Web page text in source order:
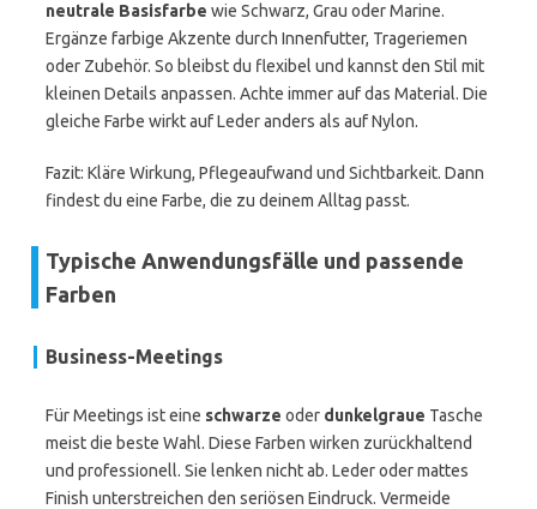
neutrale Basisfarbe wie Schwarz, Grau oder Marine.
Ergänze farbige Akzente durch Innenfutter, Trageriemen
oder Zubehör. So bleibst du flexibel und kannst den Stil mit
kleinen Details anpassen. Achte immer auf das Material. Die
gleiche Farbe wirkt auf Leder anders als auf Nylon.
Fazit: Kläre Wirkung, Pflegeaufwand und Sichtbarkeit. Dann
findest du eine Farbe, die zu deinem Alltag passt.
Typische Anwendungsfälle und passende
Farben
Business-Meetings
Für Meetings ist eine schwarze oder dunkelgraue Tasche
meist die beste Wahl. Diese Farben wirken zurückhaltend
und professionell. Sie lenken nicht ab. Leder oder mattes
Finish unterstreichen den seriösen Eindruck. Vermeide